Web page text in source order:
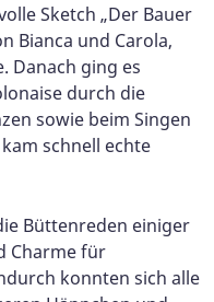
Sketch „Der Bauer
Bianca und Carola,
Danach ging es
durch die
sowie beim Singen
schnell echte
Büttenreden einiger
Charme für
konnten sich alle